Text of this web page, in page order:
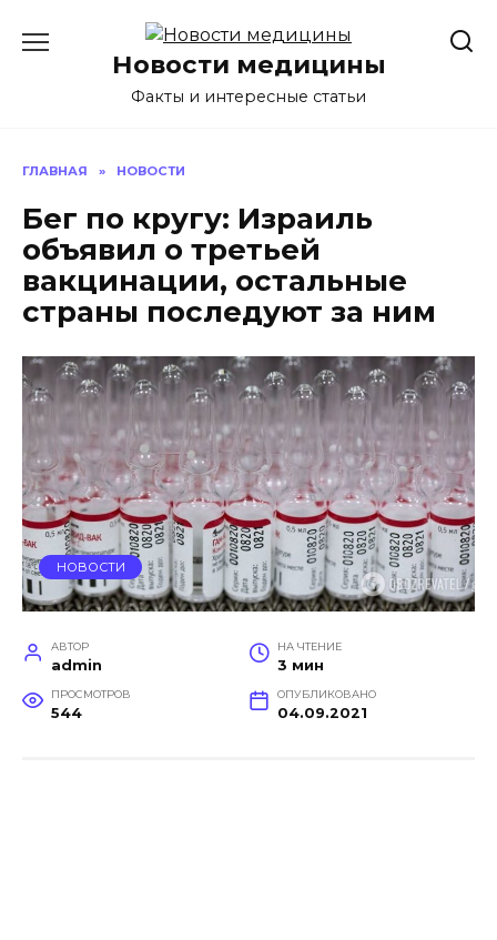
содержаниюНовости медицины
Факты и интересные статьи
ГЛАВНАЯ » НОВОСТИ
Бег по кругу: Израиль
объявил о третьей
вакцинации, остальные
страны последуют за ним
НОВОСТИ
АВТОР
admin
НА ЧТЕНИЕ
3 мин
ПРОСМОТРОВ
544
ОПУБЛИКОВАНО
04.09.2021